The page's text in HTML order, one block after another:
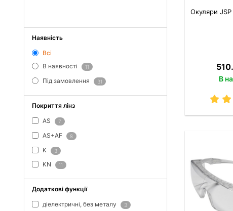
Наявність
Всі
В наявності
11
Під замовлення 31
Покриття лінз
AS 7
AS+AF 8
K 3
KN 11
Додаткові функції
діелектричні, без металу 3
Окуляри
В